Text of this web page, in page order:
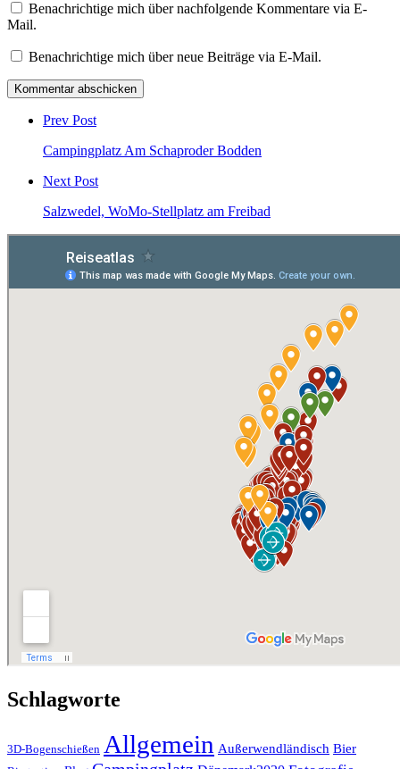
Benachrichtige mich über nachfolgende Kommentare via E-
Mail.
Benachrichtige mich über neue Beiträge via E-Mail.
Post
comment
Prev Post
Campingplatz Am Schaproder Bodden
Next Post
Salzwedel, WoMo-Stellplatz am Freibad
Schlagworte
3D-Bogenschießen Allgemein Außerwendländisch Bier